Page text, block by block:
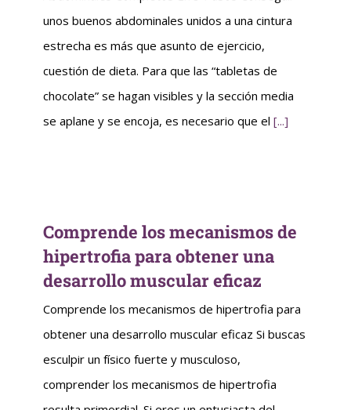
unos buenos abdominales unidos a una cintura
estrecha es más que asunto de ejercicio,
cuestión de dieta. Para que las “tabletas de
chocolate” se hagan visibles y la sección media
se aplane y se encoja, es necesario que el [...]
Comprende los mecanismos de
hipertrofia para obtener una
desarrollo muscular eficaz
Comprende los mecanismos de hipertrofia para
obtener una desarrollo muscular eficaz Si buscas
esculpir un físico fuerte y musculoso,
comprender los mecanismos de hipertrofia